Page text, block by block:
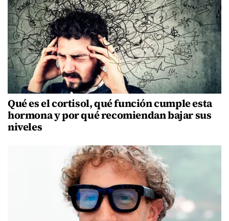
Qué es el cortisol, qué función cumple esta
hormona y por qué recomiendan bajar sus
niveles